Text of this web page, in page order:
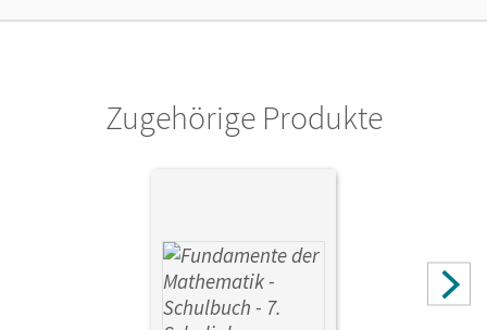
Zugehörige Produkte